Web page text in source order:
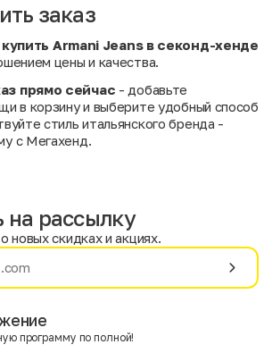
заказ
купить Armani Jeans в секонд-хенде
цены и качества.
прямо сейчас - добавьте
в корзину и выберите удобный способ
стиль итальянского бренда -
с Мегахенд.
рассылку
новых скидках и акциях.
программу по полной!